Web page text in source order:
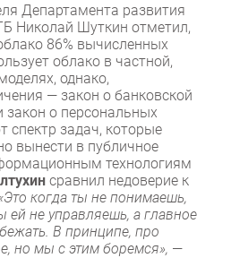
Департамента развития
Николай Шуткин отметил,
86% вычисленных
облако в частной,
однако,
— закон о банковской
закон о персональных
задач, которые
вынести в публичное
технологиям
сравнил недоверие к
когда ты не понимаешь,
ей не управляешь, а главное
В принципе, про
но мы с этим боремся», —